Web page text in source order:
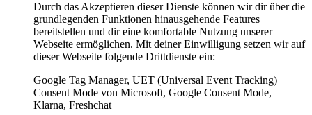
Durch das Akzeptieren dieser Dienste können wir dir über die
grundlegenden Funktionen hinausgehende Features
bereitstellen und dir eine komfortable Nutzung unserer
Webseite ermöglichen. Mit deiner Einwilligung setzen wir auf
dieser Webseite folgende Drittdienste ein:
Google Tag Manager, UET (Universal Event Tracking)
Consent Mode von Microsoft, Google Consent Mode,
Klarna, Freshchat